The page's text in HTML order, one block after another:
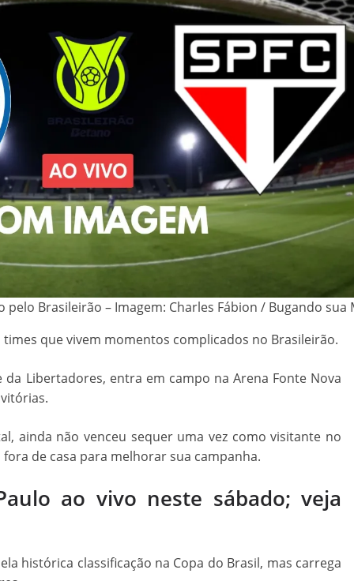
Brasileirão – Imagem: Charles Fábion / Bugando sua
que vivem momentos complicados no Brasileirão.
Libertadores, entra em campo na Arena Fonte Nova
ainda não venceu sequer uma vez como visitante no
de casa para melhorar sua campanha.
ao vivo neste sábado; veja
histórica classificação na Copa do Brasil, mas carrega